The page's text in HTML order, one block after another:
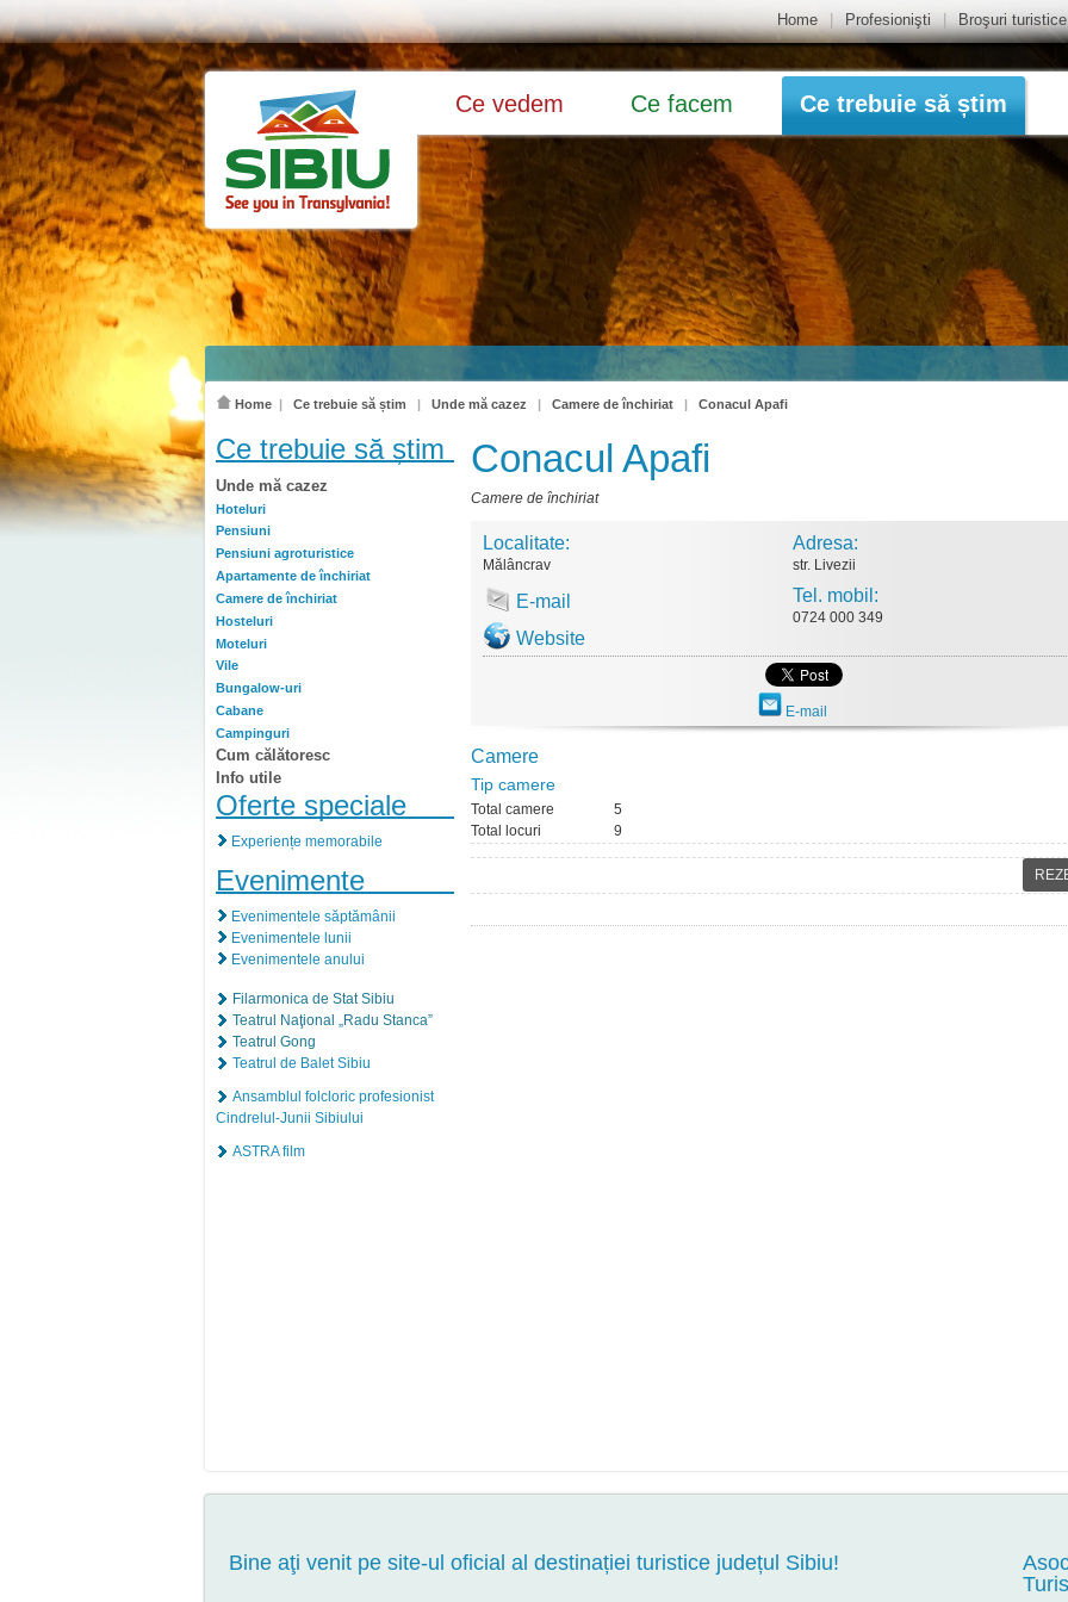
Home Profesionişti | Broşuri turistice
Ce vedem Ce facem Ce trebuie să știm
Home | Ce trebuie să știm | Unde mă cazez | Camere de închiriat | Conacul Apafi
Ce trebuie să știm
Unde mă cazez
Hoteluri
Pensiuni
Pensiuni agroturistice
Apartamente de închiriat
Camere de închiriat
Hosteluri
Moteluri
Vile
Bungalow-uri
Cabane
Campinguri
Cum călătoresc
Info utile
Oferte speciale
Experiențe memorabile
Evenimente
Evenimentele săptămânii
Evenimentele lunii
Evenimentele anului
Filarmonica de Stat Sibiu
Teatrul Naţional „Radu Stanca”
Teatrul Gong
Teatrul de Balet Sibiu
Ansamblul folcloric profesionist
Cindrelul-Junii Sibiului
ASTRA film
Conacul Apafi
Camere de închiriat
Localitate:
Mălâncrav
E-mail
Website
Adresa:
str. Livezii
Tel. mobil:
0724 000 349
E-mail
Camere
Tip camere
Total camere
5
Total locuri
9
Bine aţi venit pe site-ul oficial al destinației turistice județul Sibiu!